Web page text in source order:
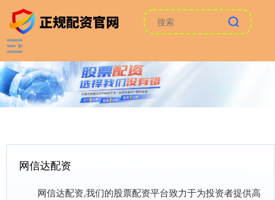
网信达配资
网信达配资,我们的股票配资平台致力于为投资者提供高